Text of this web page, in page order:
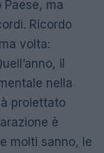
ma
Ricordo
volta:
il
nella
proiettato
è
molti sanno, le